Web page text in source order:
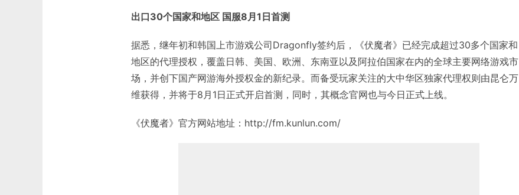
出口30个国家和地区 国服8月1日首测
据悉，继年初和韩国上市游戏公司Dragonfly签约后，《伏魔者》已经完成超过30多个国家和
地区的代理授权，覆盖日韩、美国、欧洲、东南亚以及阿拉伯国家在内的全球主要网络游戏市
场，并创下国产网游海外授权金的新纪录。而备受玩家关注的大中华区独家代理权则由昆仑万
维获得，并将于8月1日正式开启首测，同时，其概念官网也与今日正式上线。
《伏魔者》官方网站地址：http://fm.kunlun.com/